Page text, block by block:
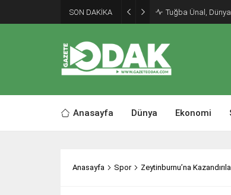
SON DAKİKA Tuğba Ünal,
Anasayfa Dünya Ekonomi
Anasayfa Spor Zeytinburnu’na